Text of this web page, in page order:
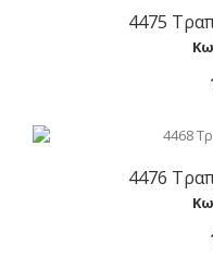
4475
4476